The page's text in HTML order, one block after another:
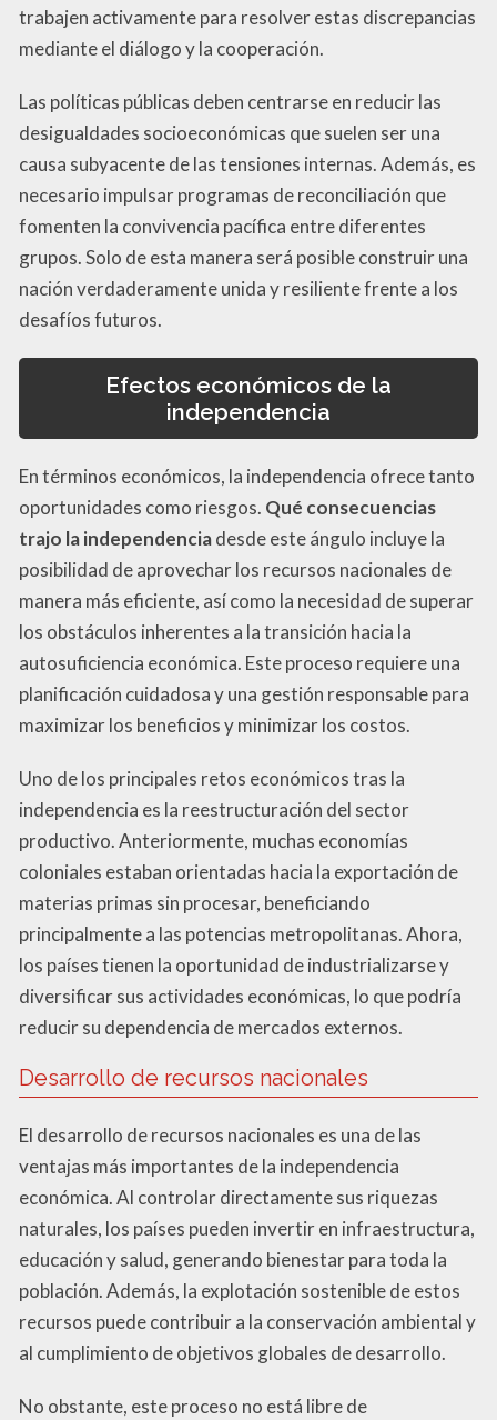
trabajen activamente para resolver estas discrepancias
mediante el diálogo y la cooperación.
Las políticas públicas deben centrarse en reducir las
desigualdades socioeconómicas que suelen ser una
causa subyacente de las tensiones internas. Además, es
necesario impulsar programas de reconciliación que
fomenten la convivencia pacífica entre diferentes
grupos. Solo de esta manera será posible construir una
nación verdaderamente unida y resiliente frente a los
desafíos futuros.
Efectos económicos de la
independencia
En términos económicos, la independencia ofrece tanto
oportunidades como riesgos. Qué consecuencias
trajo la independenciadesde este ángulo incluye la
posibilidad de aprovechar los recursos nacionales de
manera más eficiente, así como la necesidad de superar
los obstáculos inherentes a la transición hacia la
autosuficiencia económica. Este proceso requiere una
planificación cuidadosa y una gestión responsable para
maximizar los beneficios y minimizar los costos.
Uno de los principales retos económicos tras la
independencia es la reestructuración del sector
productivo. Anteriormente, muchas economías
coloniales estaban orientadas hacia la exportación de
materias primas sin procesar, beneficiando
principalmente a las potencias metropolitanas. Ahora,
los países tienen la oportunidad de industrializarse y
diversificar sus actividades económicas, lo que podría
reducir su dependencia de mercados externos.
Desarrollo de recursos nacionales
El desarrollo de recursos nacionales es una de las
ventajas más importantes de la independencia
económica. Al controlar directamente sus riquezas
naturales, los países pueden invertir en infraestructura,
educación y salud, generando bienestar para toda la
población. Además, la explotación sostenible de estos
recursos puede contribuir a la conservación ambiental y
al cumplimiento de objetivos globales de desarrollo.
No obstante, este proceso no está libre de